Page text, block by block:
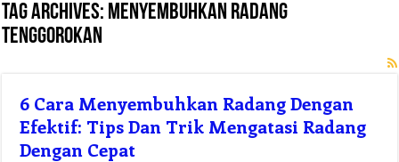
Tag Archives: menyembuhkan radang
tenggorokan
6 Cara Menyembuhkan Radang Dengan
Efektif: Tips Dan Trik Mengatasi Radang
Dengan Cepat